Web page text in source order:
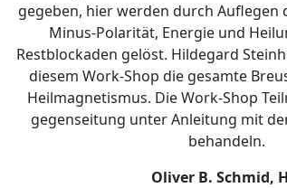
gegeben, hier werden durch Auflegen
Minus-Polarität, Energie und
Restblockaden gelöst. Hildegard
diesem Work-Shop die gesamte
Heilmagnetismus. Die Work-Shop
gegenseitung unter Anleitung mit
behandeln.
Oliver B. Schmid,